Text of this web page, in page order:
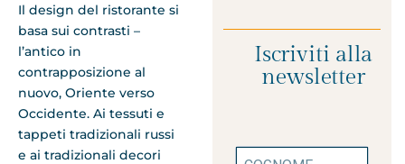
Il design del ristorante si
basa sui contrasti –
l’antico in
contrapposizione al
nuovo, Oriente verso
Occidente. Ai tessuti e
tappeti tradizionali russi
e ai tradizionali decori
Iscriviti alla
newsletter